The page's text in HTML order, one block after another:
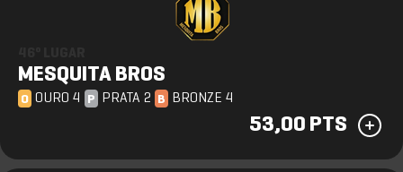
MESQUITA BROS
O OURO 4 P PRATA 2 B BRONZE 4
53,00 PTS